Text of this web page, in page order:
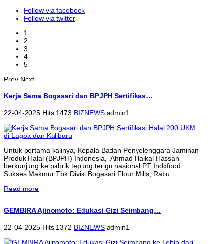
Follow via facebook
Follow via twitter
1
2
3
4
5
Prev Next
Kerja Sama Bogasari dan BPJPH Sertifikas…
22-04-2025 Hits:1473 BIZNEWS admin1
Untuk pertama kalinya, Kepala Badan Penyelenggara Jaminan
Produk Halal (BPJPH) Indonesia, Ahmad Haikal Hassan
berkunjung ke pabrik tepung terigu nasional PT Indofood
Sukses Makmur Tbk Divisi Bogasari Flour Mills, Rabu...
Read more
GEMBIRA Ajinomoto: Edukasi Gizi Seimbang…
22-04-2025 Hits:1372 BIZNEWS admin1